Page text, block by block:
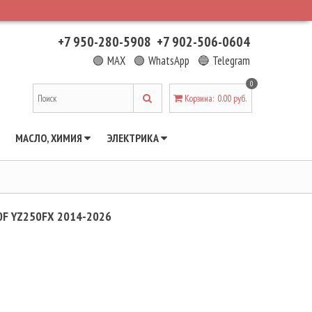
+7 950-280-5908 +7 902-506-0604
🟢 MAX 🟢 WhatsApp 🔵 Telegram
Корзина:
0
0.00 руб.
МАСЛО, ХИМИЯ ЭЛЕКТРИКА
YZ250FX 2014-2026